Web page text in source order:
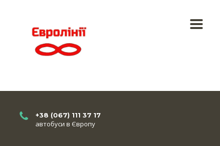
+38 (067) 111 37 17
автобуси в Європу